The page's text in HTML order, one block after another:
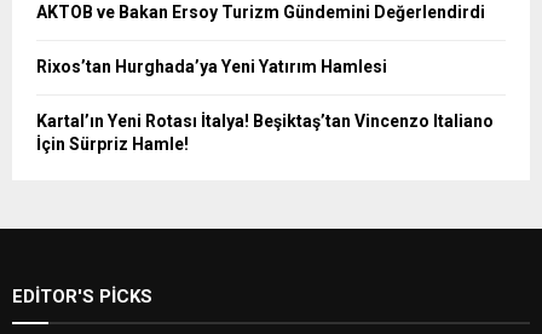
AKTOB ve Bakan Ersoy Turizm Gündemini Değerlendirdi
Rixos’tan Hurghada’ya Yeni Yatırım Hamlesi
Kartal’ın Yeni Rotası İtalya! Beşiktaş’tan Vincenzo Italiano
İçin Sürpriz Hamle!
EDITOR'S PICKS